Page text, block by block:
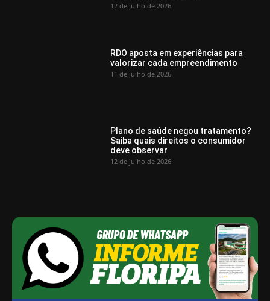
12 de julho de 2026
RDO aposta em experiências para
valorizar cada empreendimento
11 de julho de 2026
Plano de saúde negou tratamento?
Saiba quais direitos o consumidor
deve observar
12 de julho de 2026